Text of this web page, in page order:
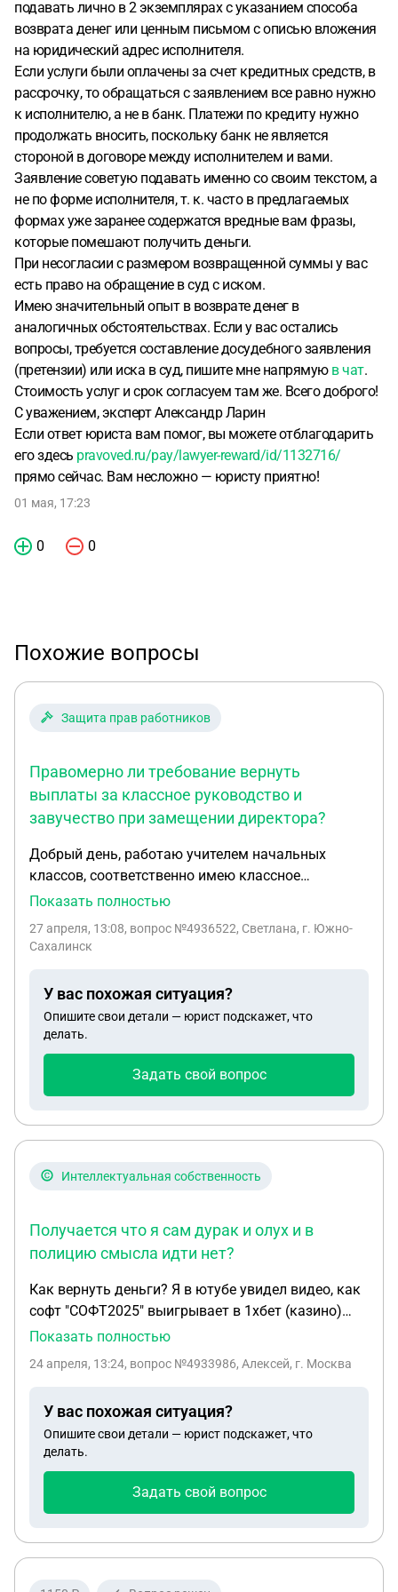
подавать лично в 2 экземплярах с указанием способа
возврата денег или ценным письмом с описью вложения
на юридический адрес исполнителя.
Если услуги были оплачены за счет кредитных средств, в
рассрочку, то обращаться с заявлением все равно нужно
к исполнителю, а не в банк. Платежи по кредиту нужно
продолжать вносить, поскольку банк не является
стороной в договоре между исполнителем и вами.
Заявление советую подавать именно со своим текстом, а
не по форме исполнителя, т. к. часто в предлагаемых
формах уже заранее содержатся вредные вам фразы,
которые помешают получить деньги.
При несогласии с размером возвращенной суммы у вас
есть право на обращение в суд с иском.
Имею значительный опыт в возврате денег в
аналогичных обстоятельствах. Если у вас остались
вопросы, требуется составление досудебного заявления
(претензии) или иска в суд, пишите мне напрямую в чат.
Стоимость услуг и срок согласуем там же. Всего доброго!
С уважением, эксперт Александр Ларин
Если ответ юриста вам помог, вы можете отблагодарить
его здесь pravoved.ru/pay/lawyer-reward/id/1132716/
прямо сейчас. Вам несложно — юристу приятно!
01 мая, 17:23
0 0
Похожие вопросы
Защита прав работников
Правомерно ли требование вернуть
выплаты за классное руководство и
завучество при замещении директора?
Добрый день, работаю учителем начальных
классов, соответственно имею классное
руководство. По внутреннему совместительству
отпуск и я её замещала на 0,5 ставки. Сегодня с
я не имела право сама себе ставить проценты за
завуча. Как быть?
Показать полностью
27 апреля, 13:08, вопрос №4936522, Светлана, г. Южно-
Сахалинск
У вас похожая ситуация?
Опишите свои детали — юрист подскажет, что
делать.
Задать свой вопрос
Интеллектуальная собственность
Получается что я сам дурак и олух и в
полицию смысла идти нет?
Как вернуть деньги? Я в ютубе увидел видео, как
софт "СОФТ2025" выигрывает в 1хбет (казино)
игру crash. Он помогает угадывать
зашел в телеграм и там был чат. в чате живые
софт действительно угадывает кэфы. Я узнал что
цена софта 15 тысяч рублей за 6 часов, потом
софт перестаëт работать. Я купил софт в
угадывал, выдавал непонятные числа. Деньги я
важное, что я перевел деньги после того, как
сохранил на скрине только этот текст, мой
Показать полностью
24 апреля, 13:24, вопрос №4933986, Алексей, г. Москва
У вас похожая ситуация?
Опишите свои детали — юрист подскажет, что
делать.
Задать свой вопрос